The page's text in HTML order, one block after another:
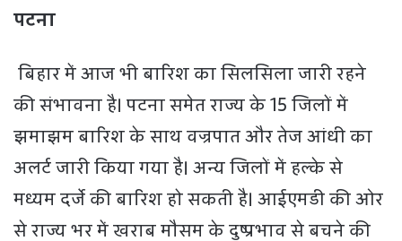
पटना
बिहार में आज भी बारिश का सिलसिला जारी रहने
की संभावना है। पटना समेत राज्य के 15 जिलों में
झमाझम बारिश के साथ वज्रपात और तेज आंधी का
अलर्ट जारी किया गया है। अन्य जिलों में हल्के से
मध्यम दर्जे की बारिश हो सकती है। आईएमडी की ओर
से राज्य भर में खराब मौसम के दुष्प्रभाव से बचने की